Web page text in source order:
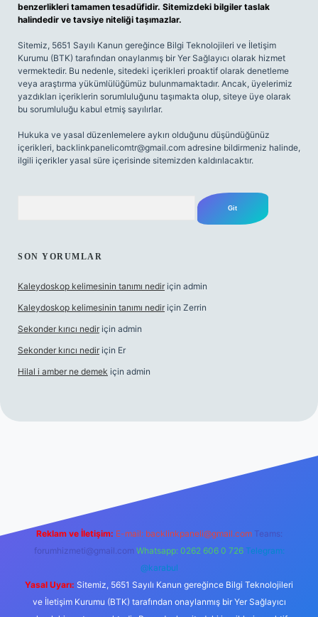
benzerlikleri tamamen tesadüfidir. Sitemizdeki bilgiler taslak
halindedir ve tavsiye niteliği taşımazlar.
Sitemiz, 5651 Sayılı Kanun gereğince Bilgi Teknolojileri ve İletişim
Kurumu (BTK) tarafından onaylanmış bir Yer Sağlayıcı olarak hizmet
vermektedir. Bu nedenle, sitedeki içerikleri proaktif olarak denetleme
veya araştırma yükümlülüğümüz bulunmamaktadır. Ancak, üyelerimiz
yazdıkları içeriklerin sorumluluğunu taşımakta olup, siteye üye olarak
bu sorumluluğu kabul etmiş sayılırlar.
Hukuka ve yasal düzenlemelere aykırı olduğunu düşündüğünüz
içerikleri, backlinkpanelicomtr@gmail.com adresine bildirmeniz halinde,
ilgili içerikler yasal süre içerisinde sitemizden kaldırılacaktır.
SON YORUMLAR
Kaleydoskop kelimesinin tanımı nedir için admin
Kaleydoskop kelimesinin tanımı nedir için Zerrin
Sekonder kırıcı nedir için admin
Sekonder kırıcı nedir için Er
Hilal i amber ne demek için admin
Reklam ve İletişim: E-mail: backlinkpaneli@gmail.com Teams:
forumhizmeti@gmail.com Whatsapp: 0262 606 0 726 Telegram:
@karabul
Yasal Uyarı: Sitemiz, 5651 Sayılı Kanun gereğince Bilgi Teknolojileri
ve İletişim Kurumu (BTK) tarafından onaylanmış bir Yer Sağlayıcı